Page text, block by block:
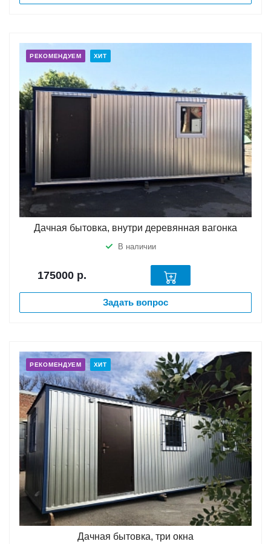
РЕКОМЕНДУЕМ ХИТ
Дачная бытовка, внутри деревянная вагонка
В наличии
175000 р.
Задать вопрос
РЕКОМЕНДУЕМ ХИТ
Дачная бытовка, три окна